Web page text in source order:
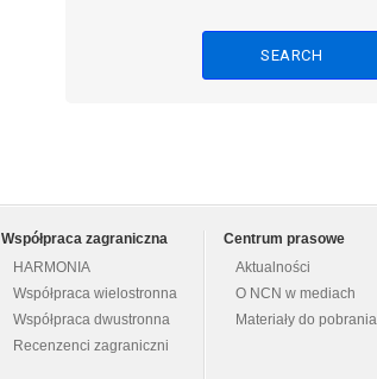
Współpraca zagraniczna
HARMONIA
Współpraca wielostronna
Współpraca dwustronna
Recenzenci zagraniczni
Centrum prasowe
Aktualności
O NCN w mediach
Materiały do pobrania